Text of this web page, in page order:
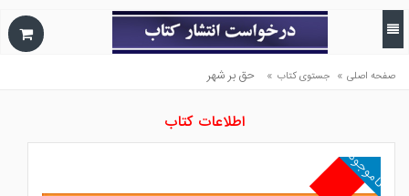
صفحه اصلی » جستوی کتاب » حق بر شهر
اطلاعات کتاب
ناموجود